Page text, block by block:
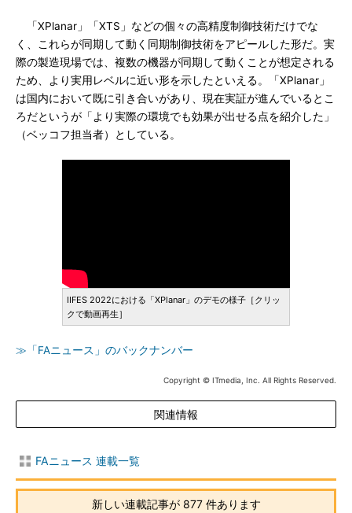
「XPlanar」「XTS」などの個々の高精度制御技術だけでな
く、これらが同期して動く同期制御技術をアピールした形だ。実
際の製造現場では、複数の機器が同期して動くことが想定される
ため、より実用レベルに近い形を示したといえる。「XPlanar」
は国内において既に引き合いがあり、現在実証が進んでいるとこ
ろだというが「より実際の環境でも効果が出せる点を紹介した」
（ベッコフ担当者）としている。
IIFES 2022における「XPlanar」のデモの様子［クリッ
クで動画再生］
≫「FAニュース」のバックナンバー
Copyright © ITmedia, Inc. All Rights Reserved.
関連情報
FAニュース 連載一覧
新しい連載記事が 877 件あります